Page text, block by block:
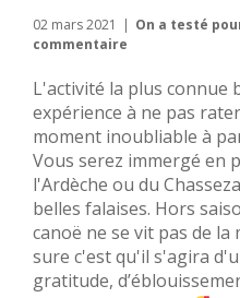
02 mars 2021 | On a testé
commentaire
L'activité la plus connue
expérience à ne pas
moment inoubliable à
Vous serez immergé en
l'Ardèche ou du
belles falaises. Hors
canoë ne se vit pas de la
sure c'est qu'il s'agira
gratitude,